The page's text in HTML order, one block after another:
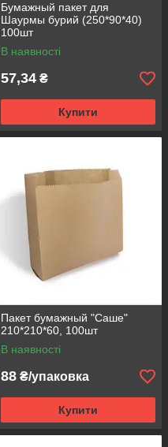
Бумажный пакет для
Шаурмы бурий (250*90*40)
100шт
В наявності
57,34 ₴
Купити
Пакет бумажный "Саше"
210*210*60, 100шт
В наявності
88 ₴/упаковка
Купити